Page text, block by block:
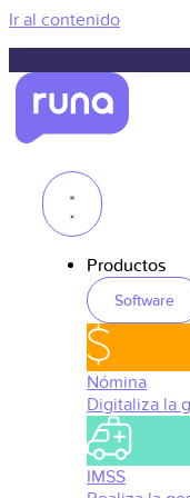
Ir al contenido
Productos
Software
Nómina
Digitaliza la
IMSS